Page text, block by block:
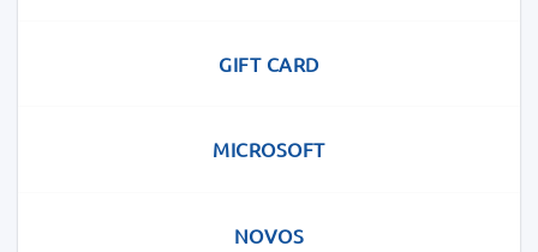
GIFT CARD
MICROSOFT
NOVOS